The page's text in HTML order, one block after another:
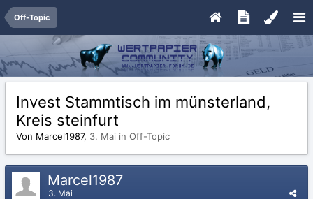
Off-Topic
Invest Stammtisch im münsterland,
Kreis steinfurt
Von Marcel1987, 3. Mai in Off-Topic
Marcel1987
3. Mai